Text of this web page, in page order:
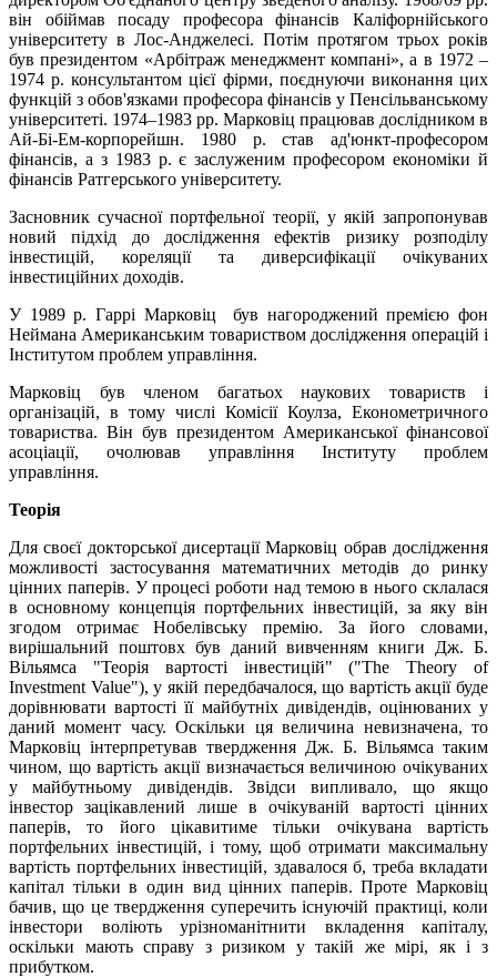
він обіймав посаду професора фінансів Каліфорнійського
університету в Лос-Анджелесі. Потім протягом трьох років
був президентом «Арбітраж менеджмент компані», а в 1972 –
1974 р. консультантом цієї фірми, поєднуючи виконання цих
функцій з обов'язками професора фінансів у Пенсільванському
університеті. 1974–1983 рр. Марковіц працював дослідником в
Ай-Бі-Ем-корпорейшн. 1980 р. став ад'юнкт-професором
фінансів, а з 1983 р. є заслуженим професором економіки й
фінансів Ратгерського університету.
Засновник сучасної портфельної теорії, у якій запропонував
новий підхід до дослідження ефектів ризику розподілу
інвестицій, кореляції та диверсифікації очікуваних
інвестиційних доходів.
У 1989 р. Гаррі Марковіц був нагороджений премією фон
Неймана Американським товариством дослідження операцій і
Інститутом проблем управління.
Марковіц був членом багатьох наукових товариств і
організацій, в тому числі Комісії Коулза, Економетричного
товариства. Він був президентом Американської фінансової
асоціації, очолював управління Інституту проблем
управління.
Теорія
Для своєї докторської дисертації Марковіц обрав дослідження
можливості застосування математичних методів до ринку
цінних паперів. У процесі роботи над темою в нього склалася
в основному концепція портфельних інвестицій, за яку він
згодом отримає Нобелівську премію. За його словами,
вирішальний поштовх був даний вивченням книги Дж. Б.
Вільямса "Теорія вартості інвестицій" ("The Theory of
Investment Value"), у якій передбачалося, що вартість акції буде
дорівнювати вартості її майбутніх дивідендів, оцінюваних у
даний момент часу. Оскільки ця величина невизначена, то
Марковіц інтерпретував твердження Дж. Б. Вільямса таким
чином, що вартість акції визначається величиною очікуваних
у майбутньому дивідендів. Звідси випливало, що якщо
інвестор зацікавлений лише в очікуваній вартості цінних
паперів, то його цікавитиме тільки очікувана вартість
портфельних інвестицій, і тому, щоб отримати максимальну
вартість портфельних інвестицій, здавалося б, треба вкладати
капітал тільки в один вид цінних паперів. Проте Марковіц
бачив, що це твердження суперечить існуючій практиці, коли
інвестори воліють урізноманітнити вкладення капіталу,
оскільки мають справу з ризиком у такій же мірі, як і з
прибутком.